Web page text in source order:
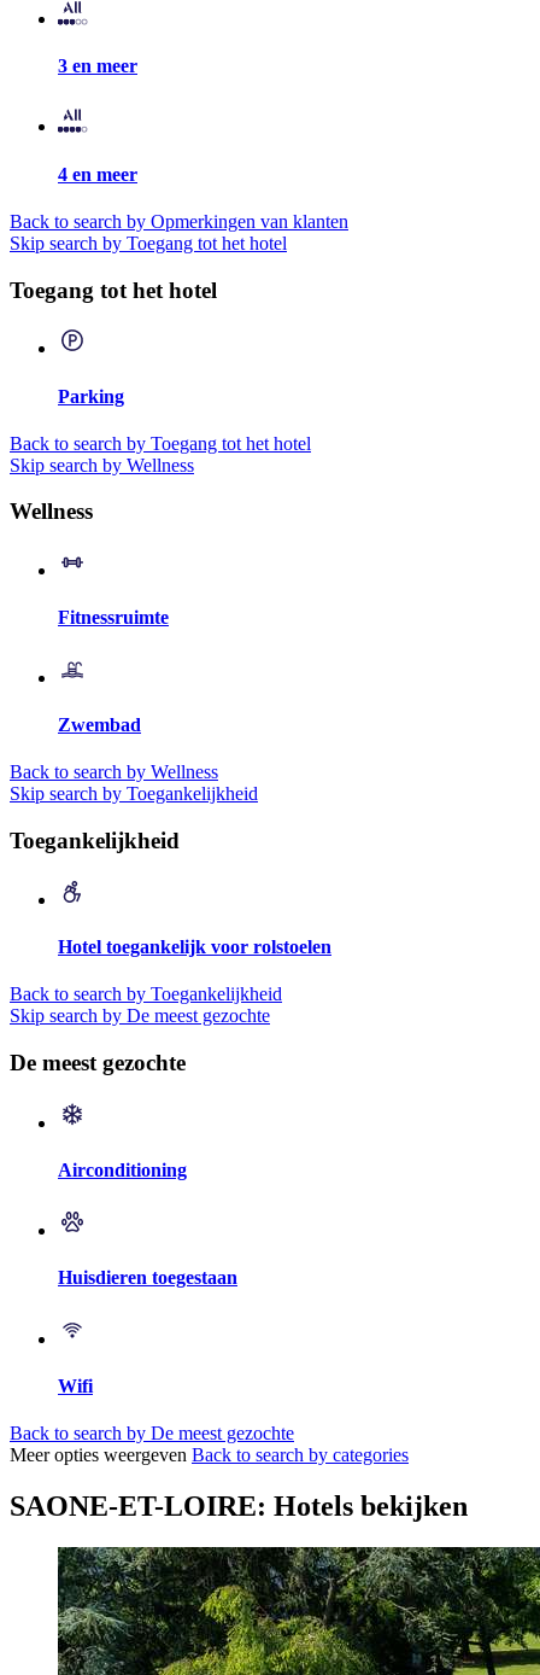
3 en meer
4 en meer
Back to search by Opmerkingen van klanten
Skip search by Toegang tot het hotel
Toegang tot het hotel
Parking
Back to search by Toegang tot het hotel
Skip search by Wellness
Wellness
Fitnessruimte
Zwembad
Back to search by Wellness
Skip search by Toegankelijkheid
Toegankelijkheid
Hotel toegankelijk voor rolstoelen
Back to search by Toegankelijkheid
Skip search by De meest gezochte
De meest gezochte
Airconditioning
Huisdieren toegestaan
Wifi
Back to search by De meest gezochte
Meer opties weergeven Back to search by categories
SAONE-ET-LOIRE: Hotels bekijken